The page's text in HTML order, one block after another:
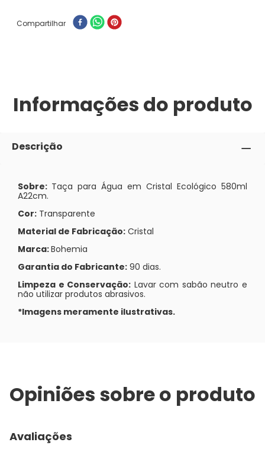
Compartilhar
Informações do produto
Descrição
Sobre: Taça para Água em Cristal Ecológico 580ml
A22cm.
Cor: Transparente
Material de Fabricação: Cristal
Marca:Bohemia
Garantia do Fabricante: 90 dias.
Limpeza e Conservação: Lavar com sabão neutro e
não utilizar produtos abrasivos.
*Imagens meramente ilustrativas.
Opiniões sobre o produto
Avaliações